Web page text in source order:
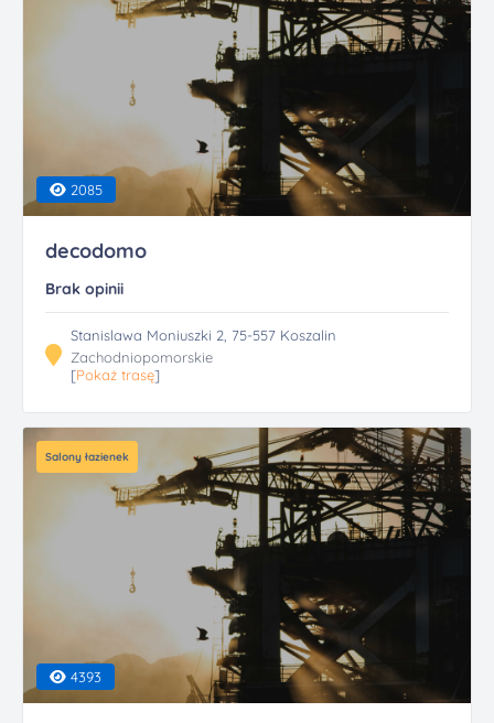
2085
decodomo
Brak opinii
Stanislawa Moniuszki 2, 75-557 Koszalin
Zachodniopomorskie
[Pokaż trasę]
Salony łazienek
4393